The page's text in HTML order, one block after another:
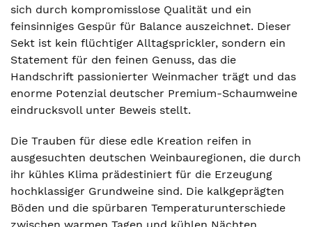
sich durch kompromisslose Qualität und ein
feinsinniges Gespür für Balance auszeichnet. Dieser
Sekt ist kein flüchtiger Alltagsprickler, sondern ein
Statement für den feinen Genuss, das die
Handschrift passionierter Weinmacher trägt und das
enorme Potenzial deutscher Premium-Schaumweine
eindrucksvoll unter Beweis stellt.
Die Trauben für diese edle Kreation reifen in
ausgesuchten deutschen Weinbauregionen, die durch
ihr kühles Klima prädestiniert für die Erzeugung
hochklassiger Grundweine sind. Die kalkgeprägten
Böden und die spürbaren Temperaturunterschiede